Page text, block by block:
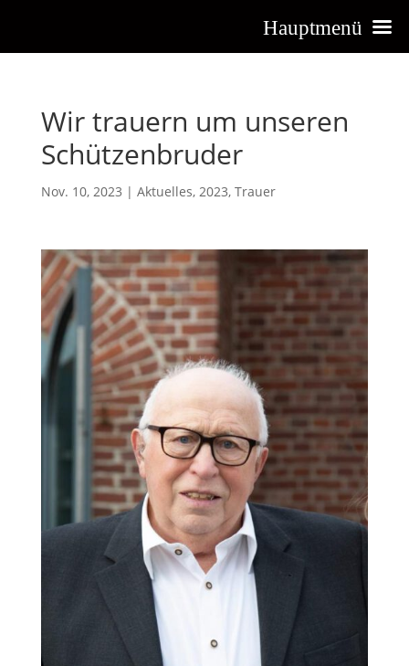
Wir trauern um unseren
Schützenbruder
Nov. 10, 2023 | Aktuelles, 2023, Trauer
Hauptmenü